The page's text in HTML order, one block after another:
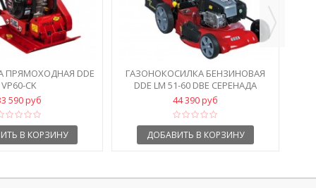
ПРЯМОХОДНАЯ DDE
VP60-СK
590 руб
В КОРЗИНУ
ГАЗОНОКОСИЛКА БЕНЗИНОВАЯ
DDE LM 51-60 DBE СЕРЕНАДА
44 390 руб
ДОБАВИТЬ В КОРЗИНУ